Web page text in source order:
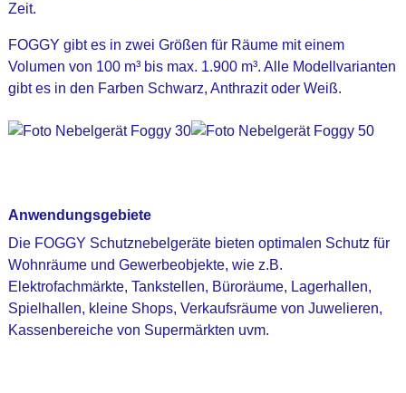
Zeit.
FOGGY gibt es in zwei Größen für Räume mit einem
Volumen von 100 m³ bis max. 1.900 m³. Alle Modellvarianten
gibt es in den Farben Schwarz, Anthrazit oder Weiß.
Anwendungsgebiete
Die FOGGY Schutznebelgeräte bieten optimalen Schutz für
Wohnräume und Gewerbeobjekte, wie z.B.
Elektrofachmärkte, Tankstellen, Büroräume, Lagerhallen,
Spielhallen, kleine Shops, Verkaufsräume von Juwelieren,
Kassenbereiche von Supermärkten uvm.